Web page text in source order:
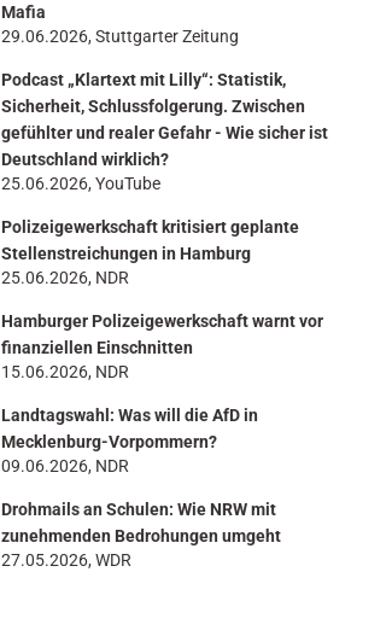
Mafia
29.06.2026, Stuttgarter Zeitung
Podcast „Klartext mit Lilly“: Statistik,
Sicherheit, Schlussfolgerung. Zwischen
gefühlter und realer Gefahr - Wie sicher ist
Deutschland wirklich?
25.06.2026, YouTube
Polizeigewerkschaft kritisiert geplante
Stellenstreichungen in Hamburg
25.06.2026, NDR
Hamburger Polizeigewerkschaft warnt vor
finanziellen Einschnitten
15.06.2026, NDR
Landtagswahl: Was will die AfD in
Mecklenburg-Vorpommern?
09.06.2026, NDR
Drohmails an Schulen: Wie NRW mit
zunehmenden Bedrohungen umgeht
27.05.2026, WDR